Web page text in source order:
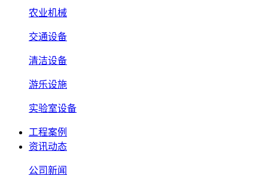
农业机械
交通设备
清洁设备
游乐设施
实验室设备
工程案例
资讯动态
公司新闻